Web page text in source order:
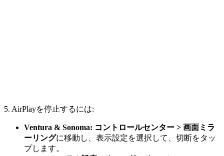
5. AirPlayを停止するには:
Ventura & Sonoma: コントロールセンター > 画面ミラ
ーリングに移動し、表示設定を選択して、切断をタッ
プします。